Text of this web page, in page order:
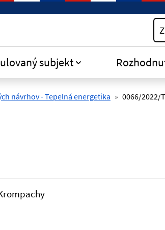
subjekt
návrhov - Tepelná energetika 0066/2022/T